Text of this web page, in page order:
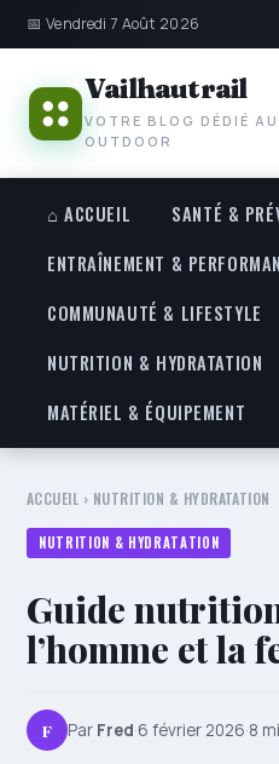
📅 Vendredi 7 Août 2026
Vailhautrail
VOTRE BLOG DÉDIÉ
OUTDOOR
⌂ ACCUEIL
SANTÉ &
ENTRAÎNEMENT &
COMMUNAUTÉ & LIFESTYLE
NUTRITION & HYDRATATION
MATÉRIEL & ÉQUIPEMENT
ACCUEIL › NUTRITION & HYDRATATION
NUTRITION & HYDRATATION
Guide
l’homme et la
F Par Fred·6 février 2026·8